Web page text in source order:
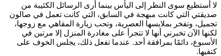
لا أستطيع سوى النظر إلى اليأس بينما أرى الرسائل الكئيبة من
صديقتي التي كانت مبهجة في السابق، التي كانت تعمل في صالون
تجميل، وتفخر بملابسها العصرية، وتحب زيارة المقاهي مع زوجها،
لكنها الآن تخبرني أنها لا تتجرأ على مغادرة المنزل إلا مرتين في
الأسبوع، دائمًا بمرافقة أحد. عندما تفعل ذلك، يجلس الخوف على
كتفيها.